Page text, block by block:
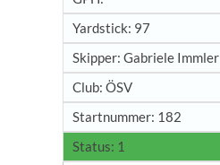
97
Gabriele Immler
ÖSV
182
1